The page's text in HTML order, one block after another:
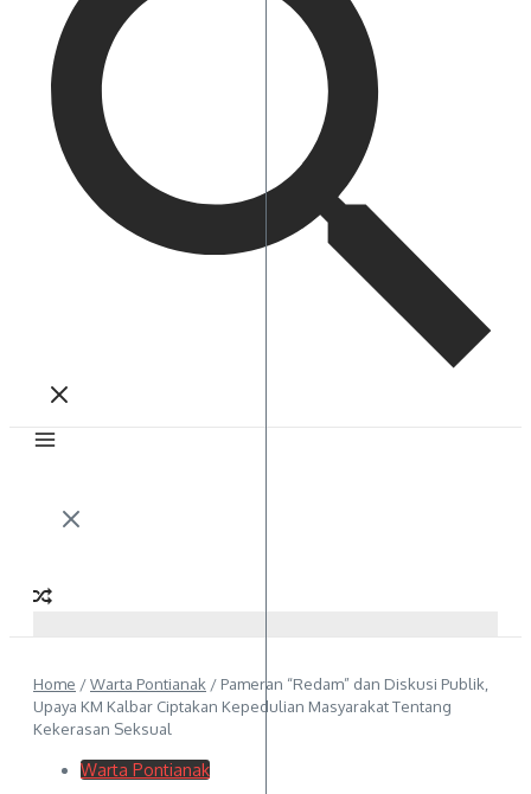
Home /Warta Pontianak / Pameran “Redam” dan Diskusi Publik,
Upaya KM Kalbar Ciptakan Kepedulian Masyarakat Tentang
Kekerasan Seksual
Warta Pontianak